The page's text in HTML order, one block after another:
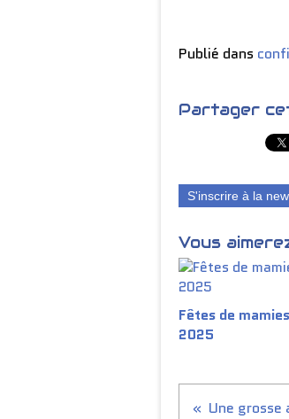
Publié dans
Partager
S'inscrire à la
Vous
Fêtes de mamies
2025